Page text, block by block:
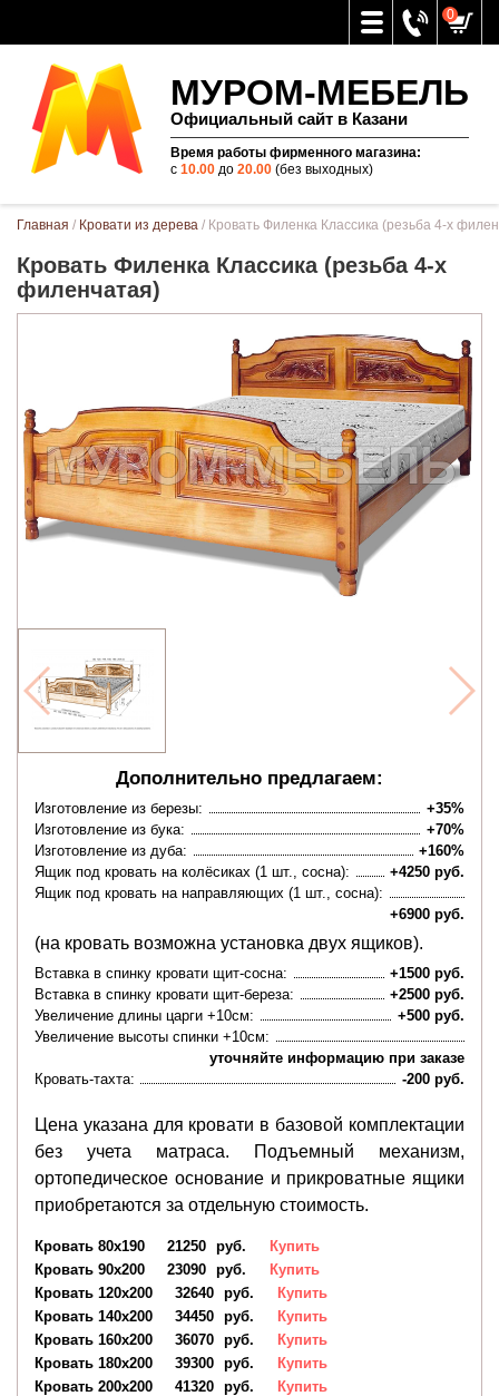
0
МУРОМ-МЕБЕЛЬ
Официальный сайт в Казани
Время работы фирменного магазина:
с 10.00до 20.00(без выходных)
Вы здесь
Главная / Кровати из дерева / Кровать Филенка Классика (резьба 4-х
Кровать Филенка Классика (резьба 4-х
филенчатая)
Дополнительно предлагаем:
Изготовление из березы:
+35%
Изготовление из бука:
+70%
Изготовление из дуба:
+160%
Ящик под кровать на колёсиках (1 шт., сосна):
+4250 руб.
Ящик под кровать на направляющих (1 шт., сосна):
+6900 руб.
(на кровать возможна установка двух ящиков).
Вставка в спинку кровати щит-сосна:
+1500 руб.
Вставка в спинку кровати щит-береза:
+2500 руб.
Увеличение длины царги +10см:
+500 руб.
Увеличение высоты спинки +10см:
уточняйте информацию при заказе
Кровать-тахта:
-200 руб.
Цена указана для кровати в базовой комплектации
без учета матраса. Подъемный механизм,
ортопедическое основание и прикроватные ящики
приобретаются за отдельную стоимость.
Кровать 80х190 21250 руб.
Купить
Кровать 90х200
23090 руб.
Купить
Кровать 120х200
32640 руб.
Купить
Кровать 140х200
34450 руб.
Купить
Кровать 160х200
36070 руб.
Купить
Кровать 180х200
39300 руб.
Купить
Кровать 200х200
41320 руб. Купить